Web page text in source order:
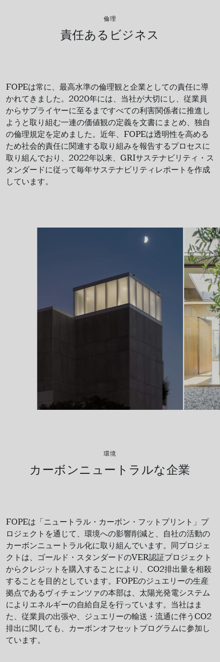
倫理
責任あるビジネス
FOPEは常に、最高水準の倫理観と企業としての責任に導
かれてきました。 2020年には、当社が大切にし、従業員
からサプライヤーに至るまですべての利害関係者に推進し
ようと取り組む一連の価値観の定義を文書にまとめ、独自
の倫理規定を定めました。近年、 FOPEは透明性を高める
ため社会的責任に関連する取り組みを報告するプロセスに
取り組んでおり、 2022年以来、 GRIサステナビリティ ・ス
タンダードに従って毎年サステナビリティレポートを作成
しています。
環境
カーボンニュートラルな企業
FOPEは「ニュートラル ・カーボン・フットプリント」プ
ロジェクトを通じて、環境への影響削減と、自社の活動の
カーボンニュートラル化に取り組んでいます。同プロジェ
クトは、ゴールド・スタンダードのVER認証プロジェクト
からクレジットを購入することにより、 CO2排出量を相殺
することを目的としています。 FOPEのジュエリーの生産
拠点であるヴィチェンツァの本部は、太陽光発電システム
によりエネルギーの自給自足を行っています。当社はま
た、従業員の出張や、ジュエリーの輸送 ・流通に伴う CO2
排出に関しても、カーボンオフセットプログラムに参加し
ています。